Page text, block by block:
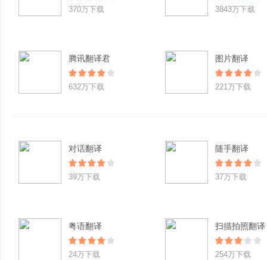
370万下载 3843万下载
腾讯翻译君
632万下载
图片翻译
221万下载
对话翻译
39万下载
随手翻译
37万下载
粤语翻译
24万下载
扫描拍照翻译
254万下载